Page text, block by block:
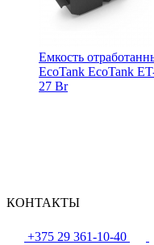
Емкость
EcoTank EcoTank
27 Br
КОНТАКТЫ
+375 29 361-10-40